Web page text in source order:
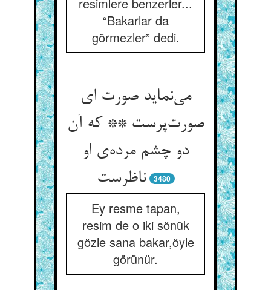
“Bakarlar da
görmezler” dedi.
می‌نماید صورت ای
صورت‌پرست ** که آن
دو چشم مرده‌ی او
ناظرست
3480
Ey resme tapan,
resim de o iki sönük
gözle sana bakar,öyle
görünür.